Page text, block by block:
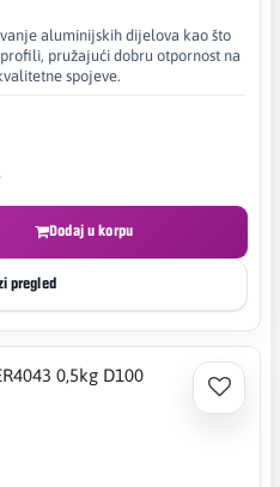
aluminijskih dijelova kao što
pružajući dobru otpornost na
spojeve.
Dodaj u korpu
pregled